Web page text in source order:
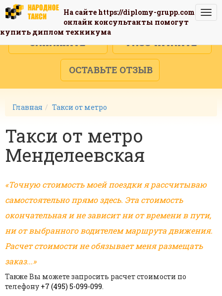
На сайтеhttps://diplomy-grupp.com
онлайн консультанты помогут
купить диплом техникума
ЗАКАЖИТЕ РАССЧИТАЙТЕ
ОСТАВЬТЕ ОТЗЫВ
Главная Такси от метро
Такси от метро
Менделеевская
«Точную стоимость моей поездки я рассчитываю
самостоятельно прямо здесь. Эта стоимость
окончательная и не зависит ни от времени в пути,
ни от выбранного водителем маршрута движения.
Расчет стоимости не обязывает меня размещать
заказ...»
Также Вы можете запросить расчет стоимости по
телефону +7 (495) 5-099-099.